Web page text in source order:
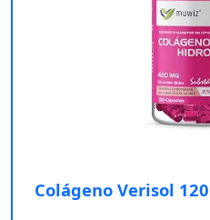
Colágeno Verisol